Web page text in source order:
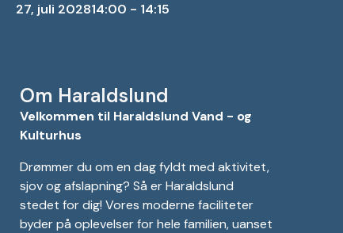
27, juli 202814:00 - 14:15
Om Haraldslund
Velkommen til Haraldslund Vand - og
Kulturhus
Drømmer du om en dag fyldt med aktivitet,
sjov og afslapning? Så er Haraldslund
stedet for dig! Vores moderne faciliteter
byder på oplevelser for hele familien, uanset